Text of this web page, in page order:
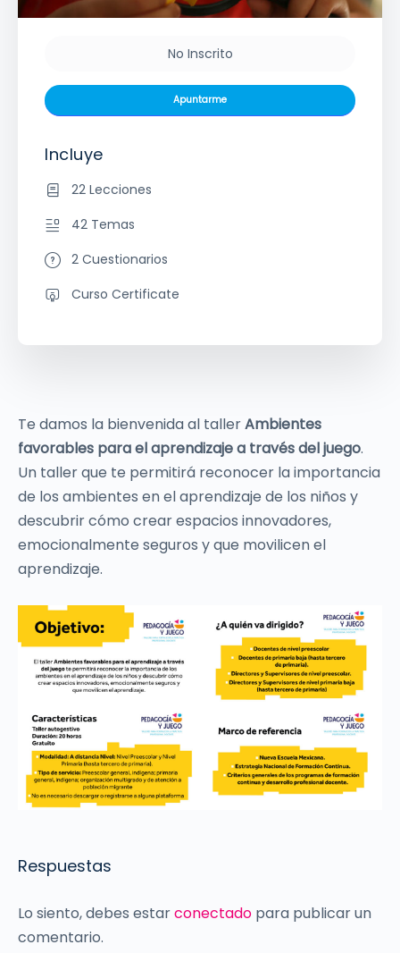
Te damos la bienvenida al tallerAmbientes
favorables para el aprendizaje a través del juego.
Un taller que te permitirá reconocer la importancia
de los ambientes en el aprendizaje de los niños y
descubrir cómo crear espacios innovadores,
emocionalmente seguros y que movilicen el
aprendizaje.
No Inscrito
Apuntarme
Incluye
22 Lecciones
42 Temas
2 Cuestionarios
Curso Certificate
Respuestas
Lo siento, debes estarconectado para publicar un
comentario.